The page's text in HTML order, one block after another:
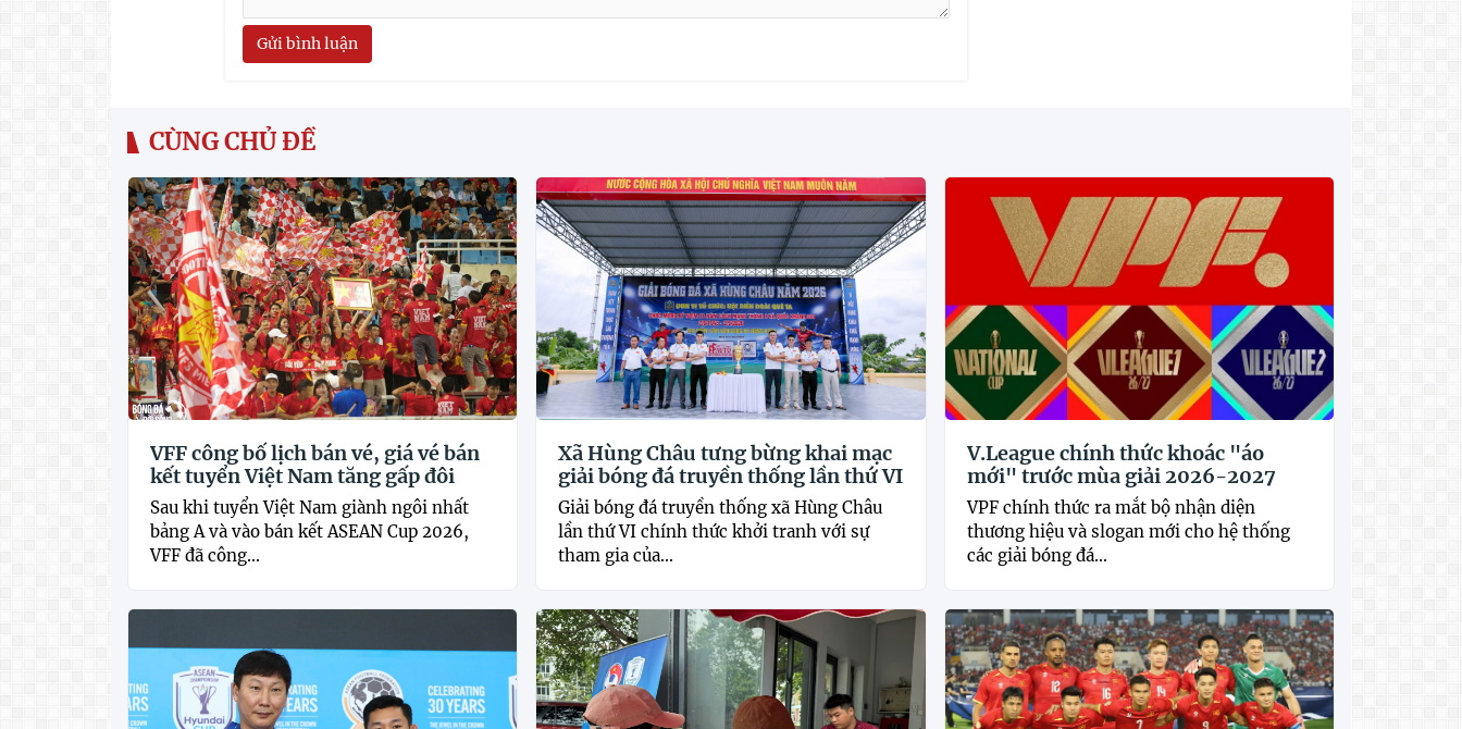
Gửi bình luận
CÙNG CHỦ ĐỀ
VFF công bố lịch bán vé, giá vé bán
kết tuyển Việt Nam tăng gấp đôi
Sau khi tuyển Việt Nam giành ngôi nhất
bảng A và vào bán kết ASEAN Cup 2026,
VFF đã công...
Xã Hùng Châu tưng bừng khai mạc
giải bóng đá truyền thống lần thứ VI
Giải bóng đá truyền thống xã Hùng Châu
lần thứ VI chính thức khởi tranh với sự
tham gia của...
V.League chính thức khoác "áo
mới" trước mùa giải 2026-2027
VPF chính thức ra mắt bộ nhận diện
thương hiệu và slogan mới cho hệ thống
các giải bóng đá...